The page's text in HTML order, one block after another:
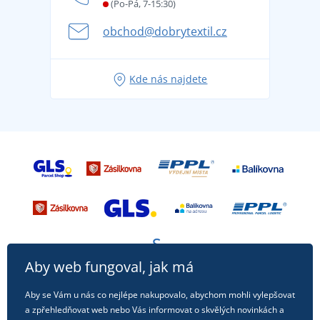
se na dovolenou bez starostí
Tipy na svěží outfity pro pohodové léto
(Po-Pá, 7-15:30)
obchod@dobrytextil.cz
Kde nás najdete
Aby web fungoval, jak má
Aby se Vám u nás co nejlépe nakupovalo, abychom mohli vylepšovat
a zpřehledňovat web nebo Vás informovat o skvělých novinkách a